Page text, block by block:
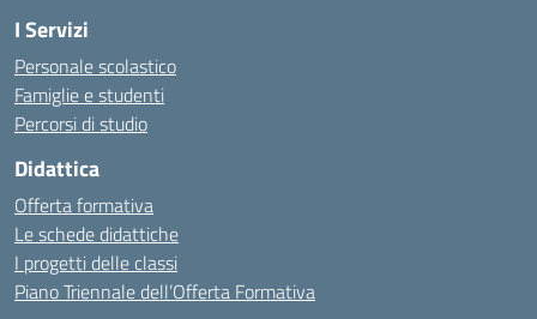
I Servizi
Personale scolastico
Famiglie e studenti
Percorsi di studio
Didattica
Offerta formativa
Le schede didattiche
I progetti delle classi
Piano Triennale dell’Offerta Formativa